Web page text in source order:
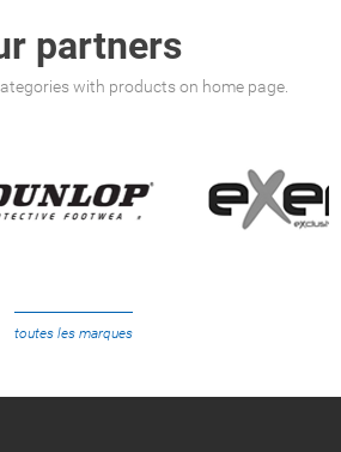
partners
with products on home page.
toutes les marques